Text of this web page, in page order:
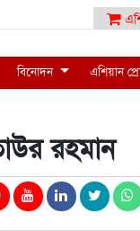
বিনোদন এশিয়ান
রহমান